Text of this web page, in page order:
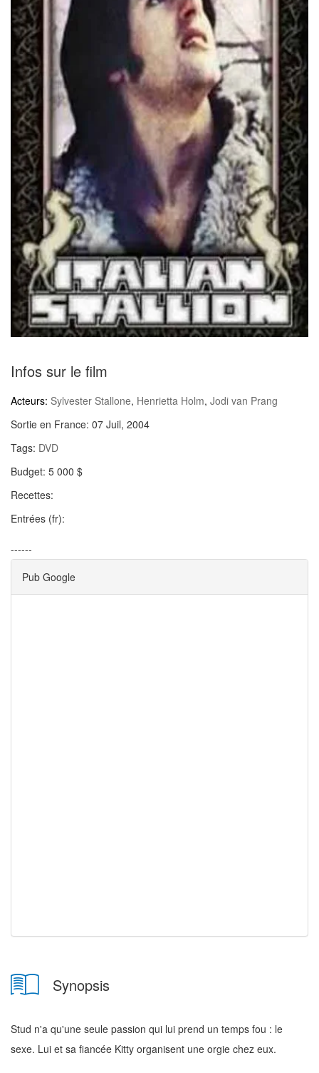
Infos sur le film
Acteurs: Sylvester Stallone, Henrietta Holm, Jodi van Prang
Sortie en France: 07 Juil, 2004
Tags: DVD
Budget: 5 000 $
Recettes:
Entrées (fr):
------
Pub Google
Synopsis
Stud n'a qu'une seule passion qui lui prend un temps fou : le
sexe. Lui et sa fiancée Kitty organisent une orgie chez eux.